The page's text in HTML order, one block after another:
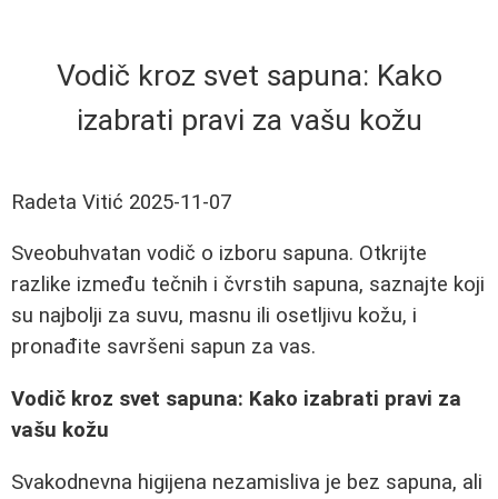
Vodič kroz svet sapuna: Kako
izabrati pravi za vašu kožu
Radeta Vitić 2025-11-07
Sveobuhvatan vodič o izboru sapuna. Otkrijte
razlike između tečnih i čvrstih sapuna, saznajte koji
su najbolji za suvu, masnu ili osetljivu kožu, i
pronađite savršeni sapun za vas.
Vodič kroz svet sapuna: Kako izabrati pravi za
vašu kožu
Svakodnevna higijena nezamisliva je bez sapuna, ali